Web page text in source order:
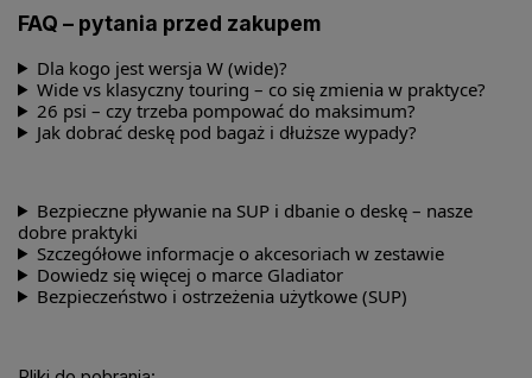
FAQ – pytania przed zakupem
Dla kogo jest wersja W (wide)?
Wide vs klasyczny touring – co się zmienia w praktyce?
26 psi – czy trzeba pompować do maksimum?
Jak dobrać deskę pod bagaż i dłuższe wypady?
Bezpieczne pływanie na SUP i dbanie o deskę – nasze
dobre praktyki
Szczegółowe informacje o akcesoriach w zestawie
Dowiedz się więcej o marce Gladiator
Bezpieczeństwo i ostrzeżenia użytkowe (SUP)